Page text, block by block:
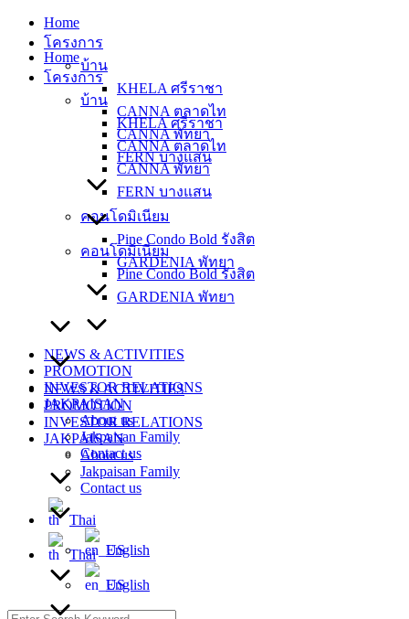
Skip
contentHome
โครงการ
บ้าน
KHELA ศรีราชา
CANNA ตลาดไท
CANNA พัทยา
FERN บางแสน
คอนโดมิเนียม
Pine Condo Bold รังสิต
GARDENIA พัทยา
NEWS & ACTIVITIES
PROMOTION
INVESTOR RELATIONS
JAKPAISAN
About us
Jakpaisan Family
Contact us
Thai
English
Home
โครงการ
บ้าน
KHELA ศรีราชา
CANNA ตลาดไท
CANNA พัทยา
FERN บางแสน
คอนโดมิเนียม
Pine Condo Bold รังสิต
GARDENIA พัทยา
NEWS & ACTIVITIES
PROMOTION
INVESTOR RELATIONS
JAKPAISAN
About us
Jakpaisan Family
Contact us
Thai
English